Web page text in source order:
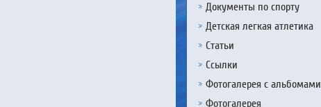
Документы по спорту
Детская легкая атлетика
Статьи
Ссылки
Фотогалерея с альбомами
Фотогалерея